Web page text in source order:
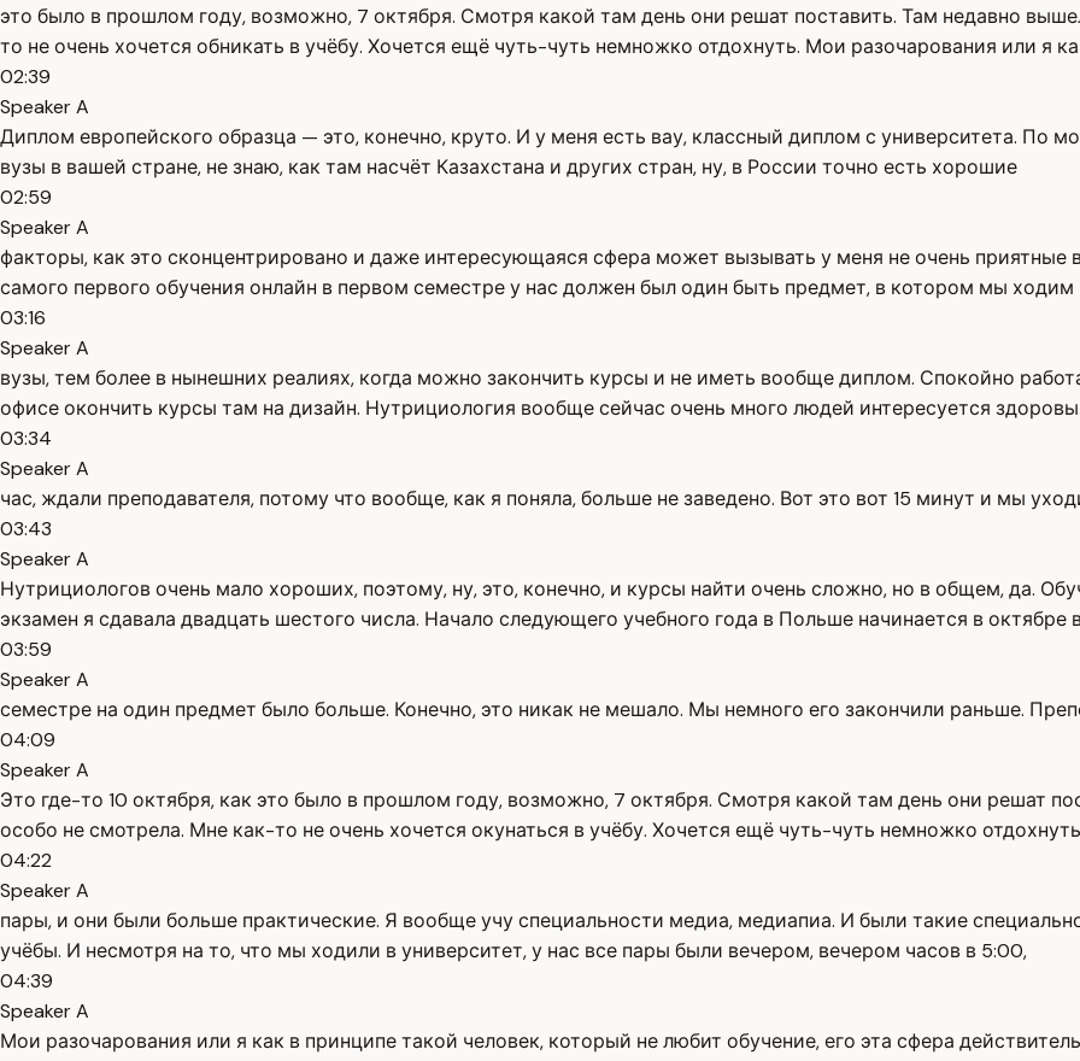
это было в прошлом году, возможно, 7 октября. Смотря какой там день они решат поставить. Там недавно
то не очень хочется обникать в учёбу. Хочется ещё чуть-чуть немножко отдохнуть. Мои разочарования или я
02:39
Speaker A
Диплом европейского образца — это, конечно, круто. И у меня есть вау, классный диплом с университета. По
вузы в вашей стране, не знаю, как там насчёт Казахстана и других стран, ну, в России точно есть хорошие
02:59
Speaker A
факторы, как это сконцентрировано и даже интересующаяся сфера может вызывать у меня не очень приятные
самого первого обучения онлайн в первом семестре у нас должен был один быть предмет, в котором мы ходим
03:16
Speaker A
вузы, тем более в нынешних реалиях, когда можно закончить курсы и не иметь вообще диплом. Спокойно
офисе окончить курсы там на дизайн. Нутрициология вообще сейчас очень много людей интересуется
03:34
Speaker A
час, ждали преподавателя, потому что вообще, как я поняла, больше не заведено. Вот это вот 15 минут и мы
03:43
Speaker A
Нутрициологов очень мало хороших, поэтому, ну, это, конечно, и курсы найти очень сложно, но в общем, да.
экзамен я сдавала двадцать шестого числа. Начало следующего учебного года в Польше начинается в октябре
03:59
Speaker A
семестре на один предмет было больше. Конечно, это никак не мешало. Мы немного его закончили раньше.
04:09
Speaker A
Это где-то 10 октября, как это было в прошлом году, возможно, 7 октября. Смотря какой там день они решат
особо не смотрела. Мне как-то не очень хочется окунаться в учёбу. Хочется ещё чуть-чуть немножко
04:22
Speaker A
пары, и они были больше практические. Я вообще учу специальности медиа, медиапиа. И были такие
учёбы. И несмотря на то, что мы ходили в университет, у нас все пары были вечером, вечером часов в 5:00,
04:39
Speaker A
Мои разочарования или я как в принципе такой человек, который не любит обучение, его эта сфера